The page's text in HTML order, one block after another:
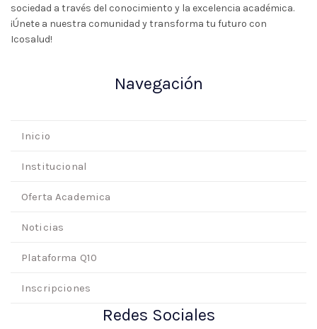
sociedad a través del conocimiento y la excelencia académica.
¡Únete a nuestra comunidad y transforma tu futuro con
Icosalud!
Navegación
Inicio
Institucional
Oferta Academica
Noticias
Plataforma Q10
Inscripciones
Redes Sociales